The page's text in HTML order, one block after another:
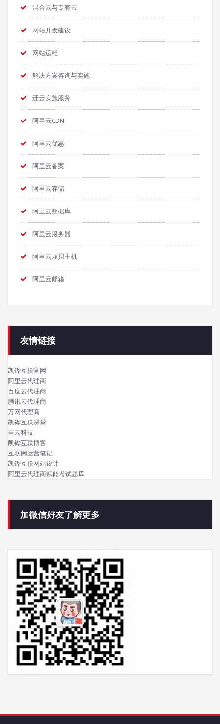
混合云与专有云
网站开发建设
网站运维
解决方案咨询与实施
迁云实施服务
阿里云CDN
阿里云优惠
阿里云备案
阿里云存储
阿里云数据库
阿里云服务器
阿里云虚拟主机
阿里云邮箱
友情链接
凯铧互联官网
阿里云代理商
百度云代理商
腾讯云代理商
万网代理商
凯铧互联课堂
吉云科技
凯铧互联博客
互联网运营笔记
凯铧互联网站设计
阿里云代理商赋能考试题库
加微信好友了解更多